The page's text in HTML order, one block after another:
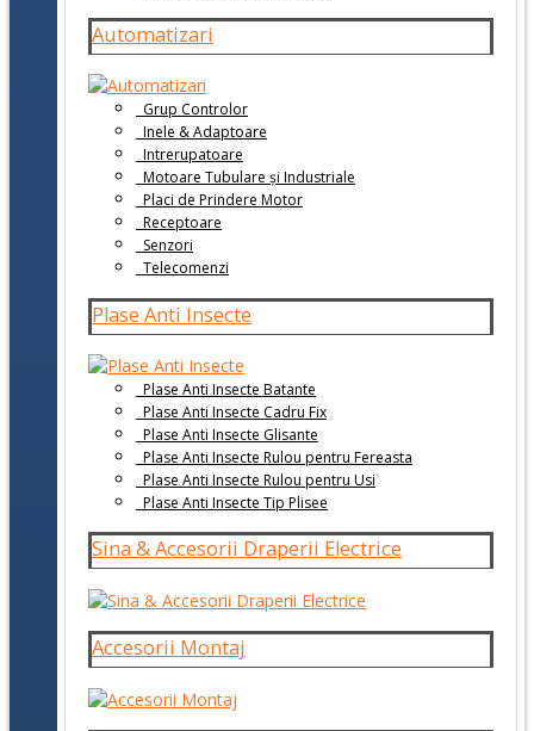
Automatizari
Grup Controlor
Inele & Adaptoare
Intrerupatoare
Motoare Tubulare și Industriale
Placi de Prindere Motor
Receptoare
Senzori
Telecomenzi
Plase Anti Insecte
Plase Anti Insecte Batante
Plase Anti Insecte Cadru Fix
Plase Anti Insecte Glisante
Plase Anti Insecte Rulou pentru Fereasta
Plase Anti Insecte Rulou pentru Usi
Plase Anti Insecte Tip Plisee
Sina & Accesorii Draperii Electrice
Accesorii Montaj